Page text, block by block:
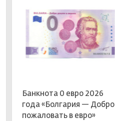
Банкнота 0 евро 2026
года «Болгария — Добро
пожаловать в евро»